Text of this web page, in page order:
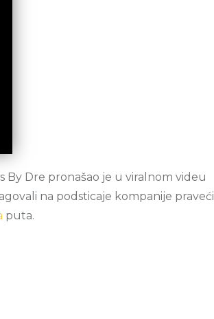
By Dre pronašao je u viralnom videu
na podsticaje kompanije praveći
puta.